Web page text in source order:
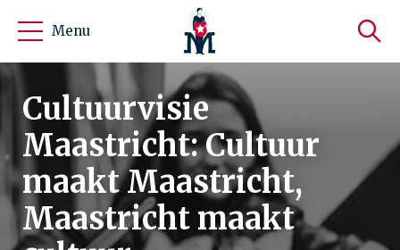
Menu
Cultuurvisie
Maastricht: Cultuur
maakt Maastricht,
Maastricht maakt